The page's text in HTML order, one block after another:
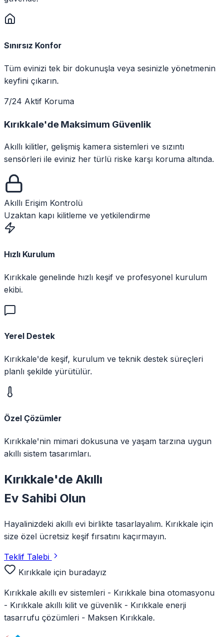
Sınırsız Konfor
Tüm evinizi tek bir dokunuşla veya sesinizle yönetmenin
keyfini çıkarın.
7/24 Aktif Koruma
Kırıkkale'de Maksimum Güvenlik
Akıllı kilitler, gelişmiş kamera sistemleri ve sızıntı
sensörleri ile eviniz her türlü riske karşı koruma altında.
Akıllı Erişim Kontrolü
Uzaktan kapı kilitleme ve yetkilendirme
Hızlı Kurulum
Kırıkkale genelinde hızlı keşif ve profesyonel kurulum
ekibi.
Yerel Destek
Kırıkkale'de keşif, kurulum ve teknik destek süreçleri
planlı şekilde yürütülür.
Özel Çözümler
Kırıkkale'nin mimari dokusuna ve yaşam tarzına uygun
akıllı sistem tasarımları.
Kırıkkale'de Akıllı
Ev Sahibi Olun
Hayalinizdeki akıllı evi birlikte tasarlayalım. Kırıkkale için
size özel ücretsiz keşif fırsatını kaçırmayın.
Teklif Talebi
Kırıkkale için buradayız
Kırıkkale akıllı ev sistemleri - Kırıkkale bina otomasyonu
- Kırıkkale akıllı kilit ve güvenlik - Kırıkkale enerji
tasarrufu çözümleri - Maksen Kırıkkale.